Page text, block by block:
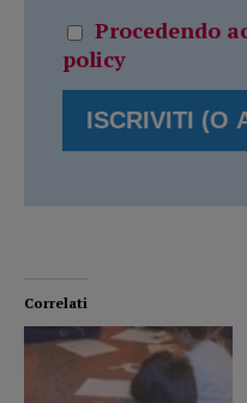
Procedendo
policy
Correlati